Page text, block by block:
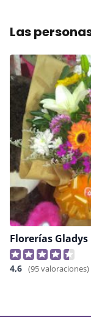
Las
Florerías Gladys
4,6 (95 valoraciones)